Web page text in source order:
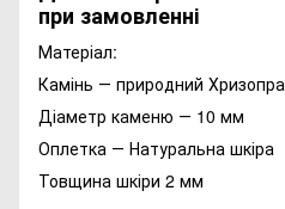
при замовленні
Матеріал:
Камінь ― природний
Діаметр каменю ― 10 мм
Оплетка ― Натуральна шкіра
Товщина шкіри 2 мм